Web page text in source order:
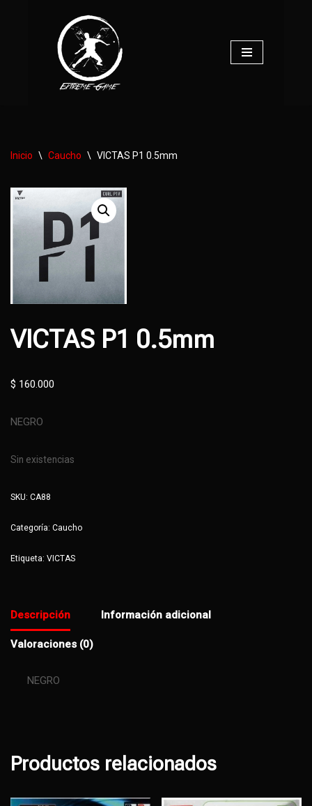
Inicio \ Caucho \ VICTAS P1 0.5mm
VICTAS P1 0.5mm
$ 160.000
NEGRO
Sin existencias
SKU: CA88
Categoría: Caucho
Etiqueta: VICTAS
Descripción Información adicional
Valoraciones (0)
NEGRO
Productos relacionados